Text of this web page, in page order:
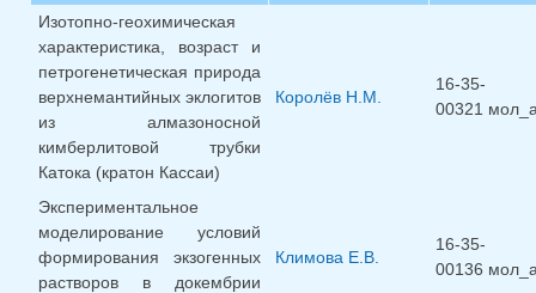
Изотопно-геохимическая
характеристика, возраст и
петрогенетическая природа
верхнемантийных эклогитов
из алмазоносной
кимберлитовой трубки
Катока (кратон Кассаи)
Королёв Н.М.
16-35-
00321
Экспериментальное
моделирование условий
формирования экзогенных
растворов в докембрии
Климова Е.В.
16-35-
00136